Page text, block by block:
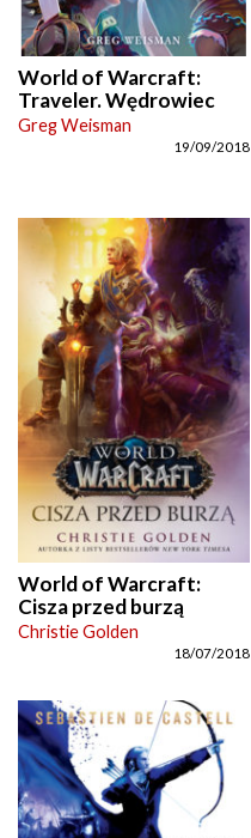
World of Warcraft:
Traveler. Wędrowiec
Greg Weisman
19/09/2018
World of Warcraft:
Cisza przed burzą
Christie Golden
18/07/2018